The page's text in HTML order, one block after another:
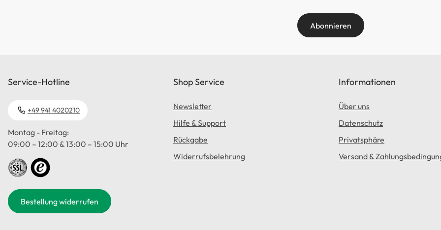
Abonnieren
Service-Hotline
+49 941 4020210
Montag - Freitag:
09:00 – 12:00 & 13:00 – 15:00 Uhr
Bestellung widerrufen
Shop Service
Newsletter
Hilfe & Support
Rückgabe
Widerrufsbelehrung
Informationen
Über uns
Datenschutz
Privatsphäre
Versand &